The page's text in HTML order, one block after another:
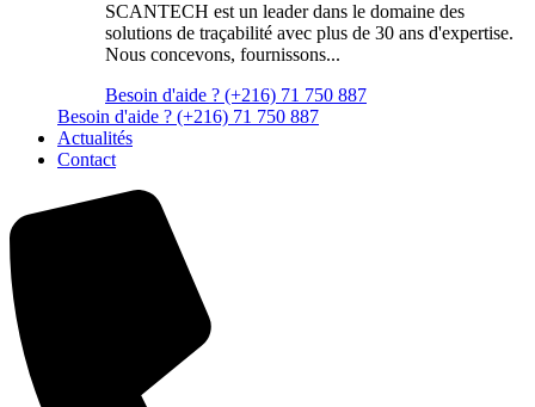
SCANTECH est un leader dans le domaine des
solutions de traçabilité avec plus de 30 ans d'expertise.
Nous concevons, fournissons...
Besoin d'aide ? (+216) 71 750 887
Besoin d'aide ? (+216) 71 750 887
Actualités
Contact